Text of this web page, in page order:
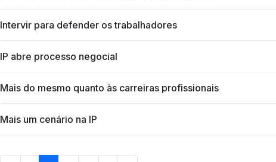
Intervir para defender os trabalhadores
IP abre processo negocial
Mais do mesmo quanto às carreiras profissionais
Mais um cenário na IP